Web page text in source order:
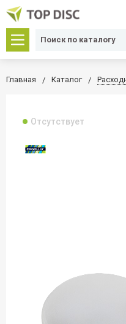
Главная Каталог
Отсутствует